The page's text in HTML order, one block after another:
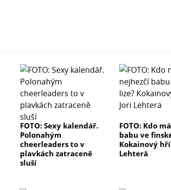
FOTO: Sexy kalendář.
Polonahým
cheerleaders to v
plavkách zatraceně
sluší
FOTO: Kdo
babu ve
Kokainový
Lehterä